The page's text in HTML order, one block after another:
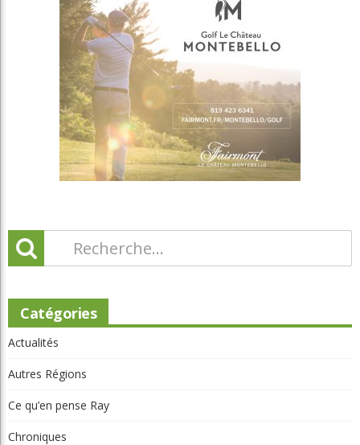
Catégories
Actualités
Autres Régions
Ce qu’en pense Ray
Chroniques